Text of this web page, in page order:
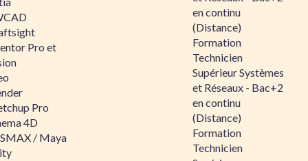
Pro et
Pro
4D
/ Maya
en continu
(Distance)
Formation
Technicien
Supérieur Systèmes
et Réseaux - Bac+2
en continu
(Distance)
Formation
Technicien